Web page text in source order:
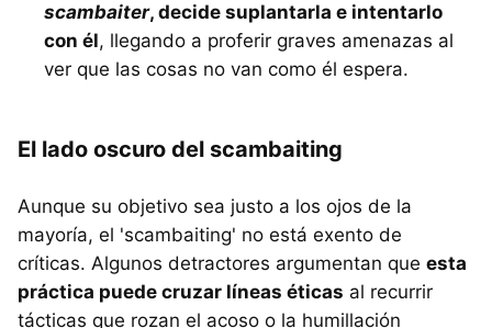
scambaiter, decide suplantarla e intentarlo
con él, llegando a proferir graves amenazas al
ver que las cosas no van como él espera.
El lado oscuro del scambaiting
Aunque su objetivo sea justo a los ojos de la
mayoría, el 'scambaiting' no está exento de
críticas. Algunos detractores argumentan que esta
práctica puede cruzar líneas éticas al recurrir
tácticas que rozan el acoso o la humillación